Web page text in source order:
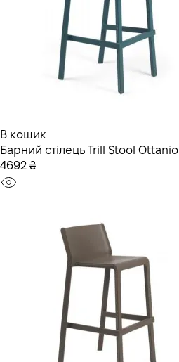
В кошик
Барний стілець Trill Stool Ottanio
4692 ₴